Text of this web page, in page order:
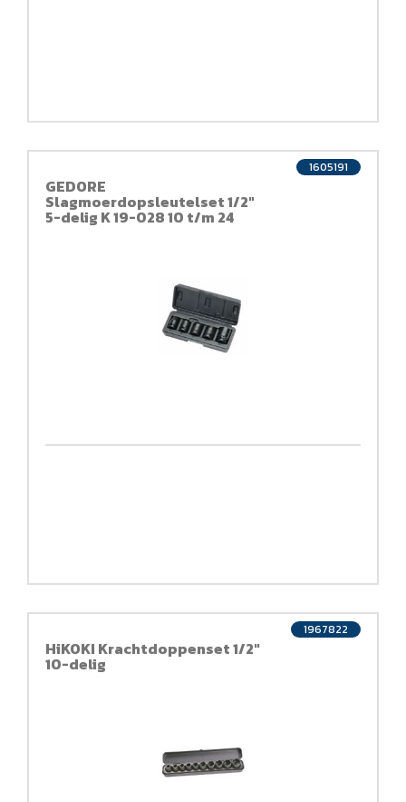
GEDORE
Slagmoerdopsleutelset 1/2"
5-delig K 19-028 10 t/m 24
1605191
HiKOKI Krachtdoppenset 1/2"
10-delig
1967822